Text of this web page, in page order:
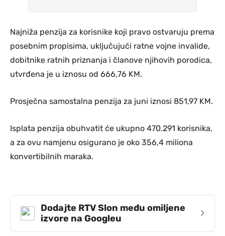
Najniža penzija za korisnike koji pravo ostvaruju prema
posebnim propisima, uključujući ratne vojne invalide,
dobitnike ratnih priznanja i članove njihovih porodica,
utvrđena je u iznosu od 666,76 KM.
Prosječna samostalna penzija za juni iznosi 851,97 KM.
Isplata penzija obuhvatit će ukupno 470.291 korisnika,
a za ovu namjenu osigurano je oko 356,4 miliona
konvertibilnih maraka.
Dodajte RTV Slon među omiljene
izvore na Googleu
›